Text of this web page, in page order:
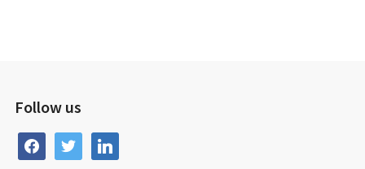
Follow us
facebooktwitter linkedin